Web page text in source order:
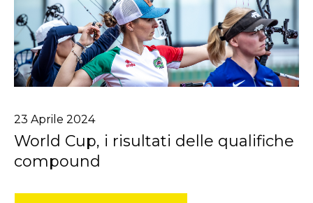
23 Aprile 2024
World Cup, i risultati delle qualifiche
compound